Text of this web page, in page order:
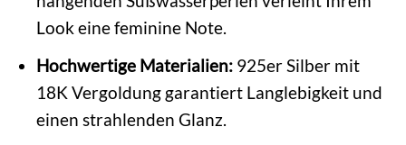
Look eine feminine Note.
Hochwertige Materialien:925er Silber mit
18K Vergoldung garantiert Langlebigkeit und
einen strahlenden Glanz.